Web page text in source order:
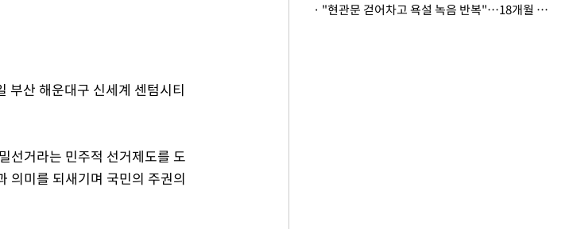
부산 해운대구 신세계 센텀시티
선거라는 민주적 선거제도를 도
의미를 되새기며 국민의 주권의
· "현관문 걷어차고 욕설 녹음 반복"…18개월 아기 키우는 집 뒤흔든 '앞집의 비극'